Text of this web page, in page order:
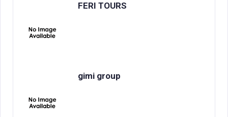
FERI TOURS
gimi group